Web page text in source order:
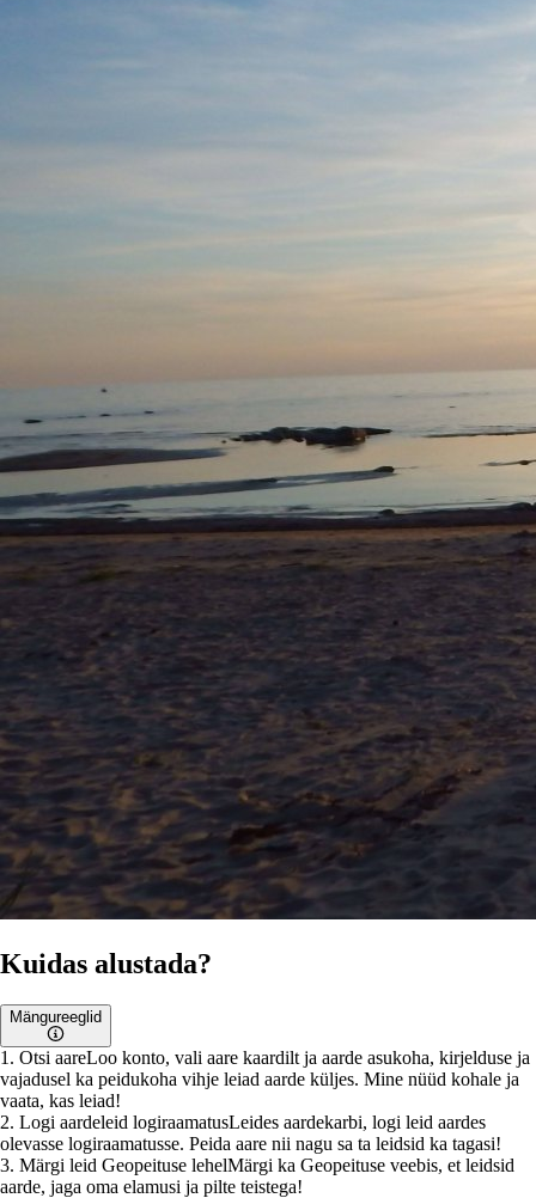
Kuidas alustada?
Mängureeglid
1 . Otsi aareLoo konto, vali aare kaardilt ja aarde asukoha, kirjelduse ja
vajadusel ka peidukoha vihje leiad aarde küljes. Mine nüüd kohale ja
vaata, kas leiad!
2. Logi aardeleid logiraamatusLeides aardekarbi, logi leid aardes
olevasse logiraamatusse. Peida aare nii nagu sa ta leidsid ka tagasi!
3. Märgi leid Geopeituse lehelMärgi ka Geopeituse veebis, et leidsid
aarde, jaga oma elamusi ja pilte teistega!